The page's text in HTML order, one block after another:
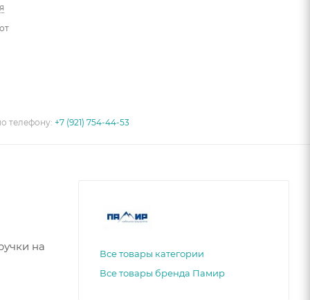
телефону:+7 (921) 754-44-53
на
Все товары категории
Все товары бренда Памир